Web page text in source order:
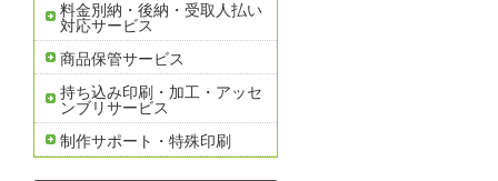
料金別納・後納・受取人払い
対応サービス
商品保管サービス
持ち込み印刷・加工・アッセ
ンブリサービス
制作サポート・特殊印刷